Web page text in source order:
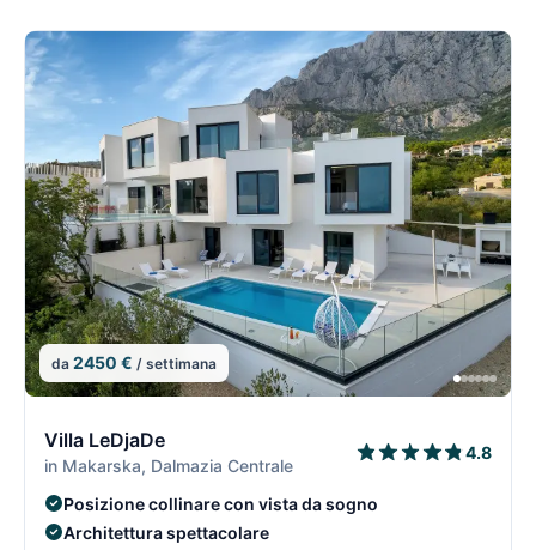
da 2450 € / settimana
Villa LeDjaDe
in Makarska, Dalmazia Centrale
4.8
Posizione collinare con vista da sogno
Architettura spettacolare